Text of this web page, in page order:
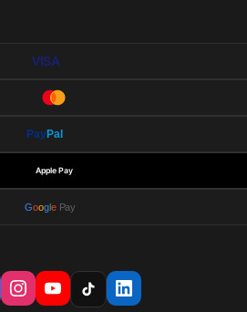
VISA
PayPal
Apple Pay
Google Pay